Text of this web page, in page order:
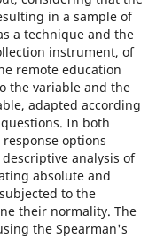
in a sample of
a technique and the
instrument, of
remote education
the variable and the
adapted according
In both
options
analysis of
absolute and
to the
their normality. The
the Spearman's